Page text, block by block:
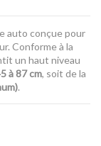
auto conçue pour
Conforme à la
un haut niveau
à 87 cm, soit de la
.